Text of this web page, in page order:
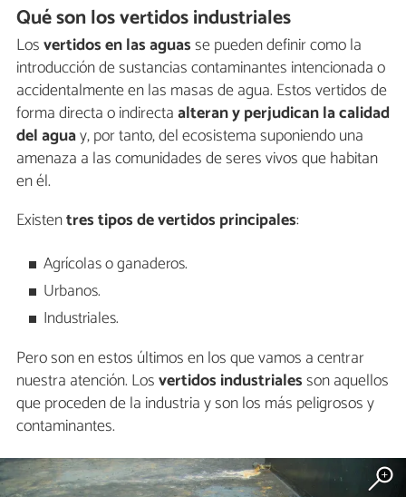
Qué son los vertidos industriales
Losvertidos en las aguasse pueden definir como la
introducción de sustancias contaminantes intencionada o
accidentalmente en las masas de agua. Estos vertidos de
forma directa o indirectaalteran y perjudican la calidad
del aguay, por tanto, del ecosistema suponiendo una
amenaza a las comunidades de seres vivos que habitan
en él.
Existentres tipos de vertidos principales:
Agrícolas o ganaderos.
Urbanos.
Industriales.
Pero son en estos últimos en los que vamos a centrar
nuestra atención. Losvertidos industrialesson aquellos
que proceden de la industria y son los más peligrosos y
contaminantes.